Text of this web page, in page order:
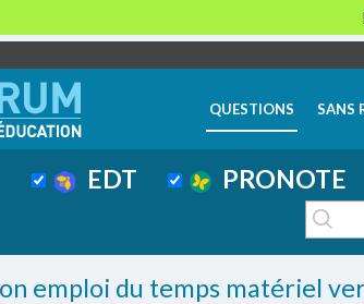
QUESTIONS SANS
EDT PRONOTE
emploi du temps matériel